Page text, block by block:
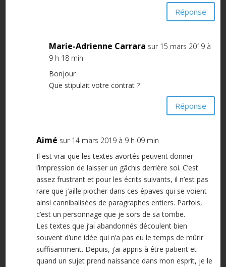
Réponse
Marie-Adrienne Carrara sur 15 mars 2019 à
9 h 18 min
Bonjour
Que stipulait votre contrat ?
Réponse
Aimé sur 14 mars 2019 à 9 h 09 min
Il est vrai que les textes avortés peuvent donner
l’impression de laisser un gâchis derrière soi. C’est
assez frustrant et pour les écrits suivants, il n’est pas
rare que j’aille piocher dans ces épaves qui se voient
ainsi cannibalisées de paragraphes entiers. Parfois,
c’est un personnage que je sors de sa tombe.
Les textes que j’ai abandonnés découlent bien
souvent d’une idée qui n’a pas eu le temps de mûrir
suffisamment. Depuis, j’ai appris à être patient et
quand un sujet prend naissance dans mon esprit, je le